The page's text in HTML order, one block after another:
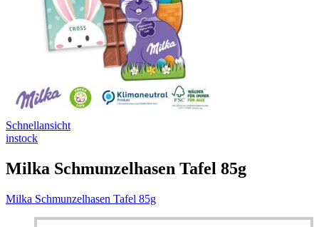
Schnellansicht
instock
Milka Schmunzelhasen Tafel 85g
Milka Schmunzelhasen Tafel 85g